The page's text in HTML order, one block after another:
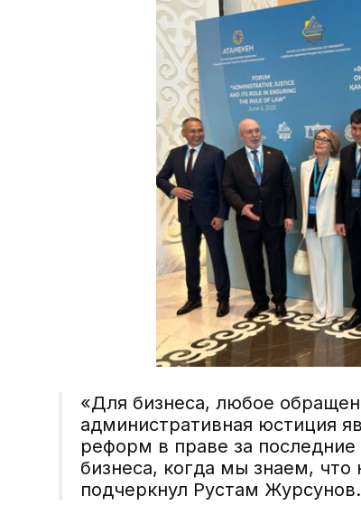
«Для бизнеса, любое
административная юстиция
реформ в праве за
бизнеса, когда мы знаем,
подчеркнул Рустам Журсунов.